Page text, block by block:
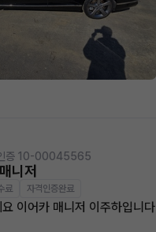
증 10-00045565
니저
료 자격인증완료
이어카 매니저 이주하입니다